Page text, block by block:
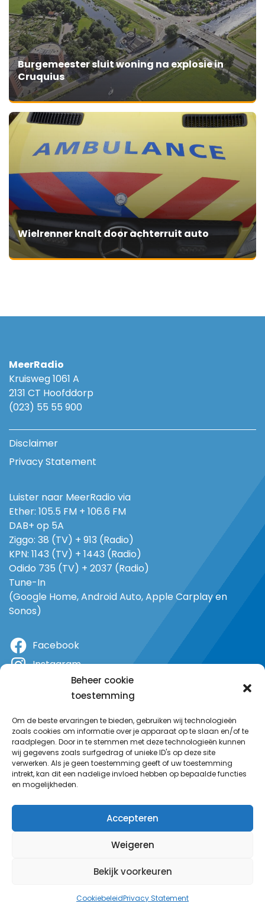
Beheer cookie
toestemming
Om de beste ervaringen te bieden, gebruiken wij technologieën
zoals cookies om informatie over je apparaat op te slaan en/of te
raadplegen. Door in te stemmen met deze technologieën kunnen
wij gegevens zoals surfgedrag of unieke ID's op deze site
verwerken. Als je geen toestemming geeft of uw toestemming
intrekt, kan dit een nadelige invloed hebben op bepaalde functies
en mogelijkheden.
Accepteren
Weigeren
Bekijk voorkeuren
CookiebeleidPrivacy Statement
Burgemeester sluit woning na explosie in
Cruquius
Wielrenner knalt door achterruit auto
MeerRadio
Kruisweg 1061 A
2131 CT Hoofddorp
(023) 55 55 900
Disclaimer
Privacy Statement
Luister naar MeerRadio via
Ether: 105.5 FM + 106.6 FM
DAB+ op 5A
Ziggo: 38 (TV) + 913 (Radio)
KPN: 1143 (TV) + 1443 (Radio)
Odido 735 (TV) + 2037 (Radio)
Tune-In
(Google Home, Android Auto, Apple Carplay en
Sonos)
Facebook
Instagram
YouTube
© MeerRadio 2025